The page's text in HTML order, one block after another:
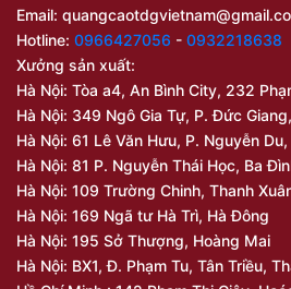
Email:
Hotline: 0966427056 - 0932218638
Xưởng sản xuất:
Hà Nội: Tòa a4, An Bình City, 232
Hà Nội: 349 Ngô Gia Tự, P. Đức
Hà Nội: 61 Lê Văn Hưu, P. Nguyễn
Hà Nội: 81 P. Nguyễn Thái Học, Ba
Hà Nội: 109 Trường Chinh, Thanh
Hà Nội: 169 Ngã tư Hà Trì, Hà Đông
Hà Nội: 195 Sở Thượng, Hoàng Mai
Hà Nội: BX1, Đ. Phạm Tu, Tân Triều,